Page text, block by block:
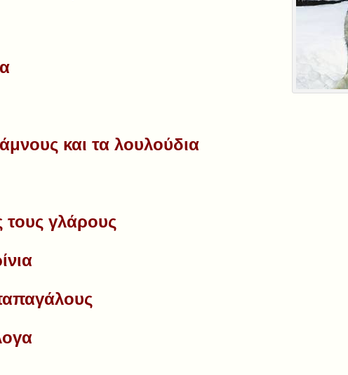
και τα λουλούδια
γλάρους